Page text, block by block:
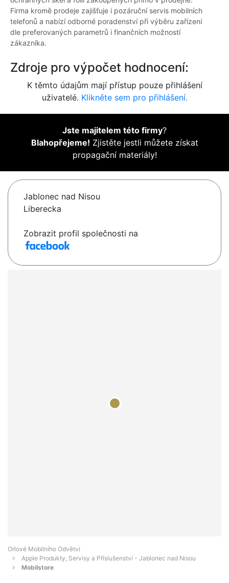
Firma kromě prodeje zajišťuje i pozáruční servis mobilních
telefonů a nabízí odborné poradenství při výběru zařízení
dle preferovaných parametrů i finančních možností
zákazníka.
Zdroje pro výpočet hodnocení:
K těmto údajům mají přístup pouze přihlášení
uživatelé. Klikněte sem pro přihlášení.
Jste majitelem této firmy?
Blahopřejeme! Zjistěte jestli můžete získat
propagační materiály!
Jablonec nad Nisou
Liberecka
Zobrazit profil společnosti na
Orlové Mobilního Odvětví
Apple Produkty, Servisy a Příslušenství - Jablonec nad Nisou
Mobilstore